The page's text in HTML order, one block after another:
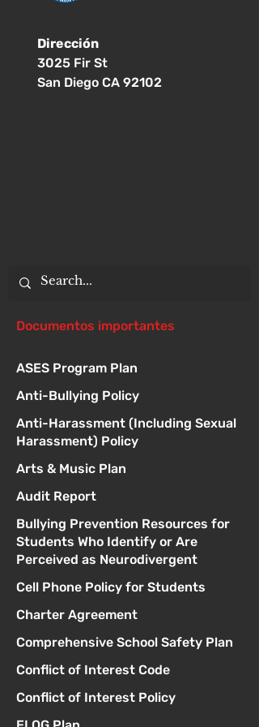
Dirección
3025 Fir St
San Diego CA 92102
Documentos importantes
ASES Program Plan
Anti-Bullying Policy
Anti-Harassment (Including Sexual
Harassment) Policy
Arts & Music Plan
Audit Report
Bullying Prevention Resources for
Students Who Identify or Are
Perceived as Neurodivergent
Cell Phone Policy for Students
Charter Agreement
Comprehensive School Safety Plan
Conflict of Interest Code
Conflict of Interest Policy